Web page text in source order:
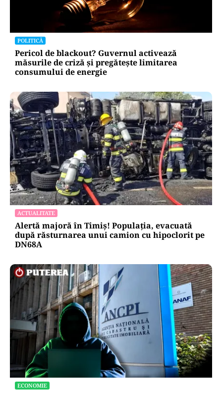
POLITICĂ
Pericol de blackout? Guvernul activează
măsurile de criză și pregătește limitarea
consumului de energie
ACTUALITATE
Alertă majoră în Timiș! Populația, evacuată
după răsturnarea unui camion cu hipoclorit pe
DN68A
ECONOMIE